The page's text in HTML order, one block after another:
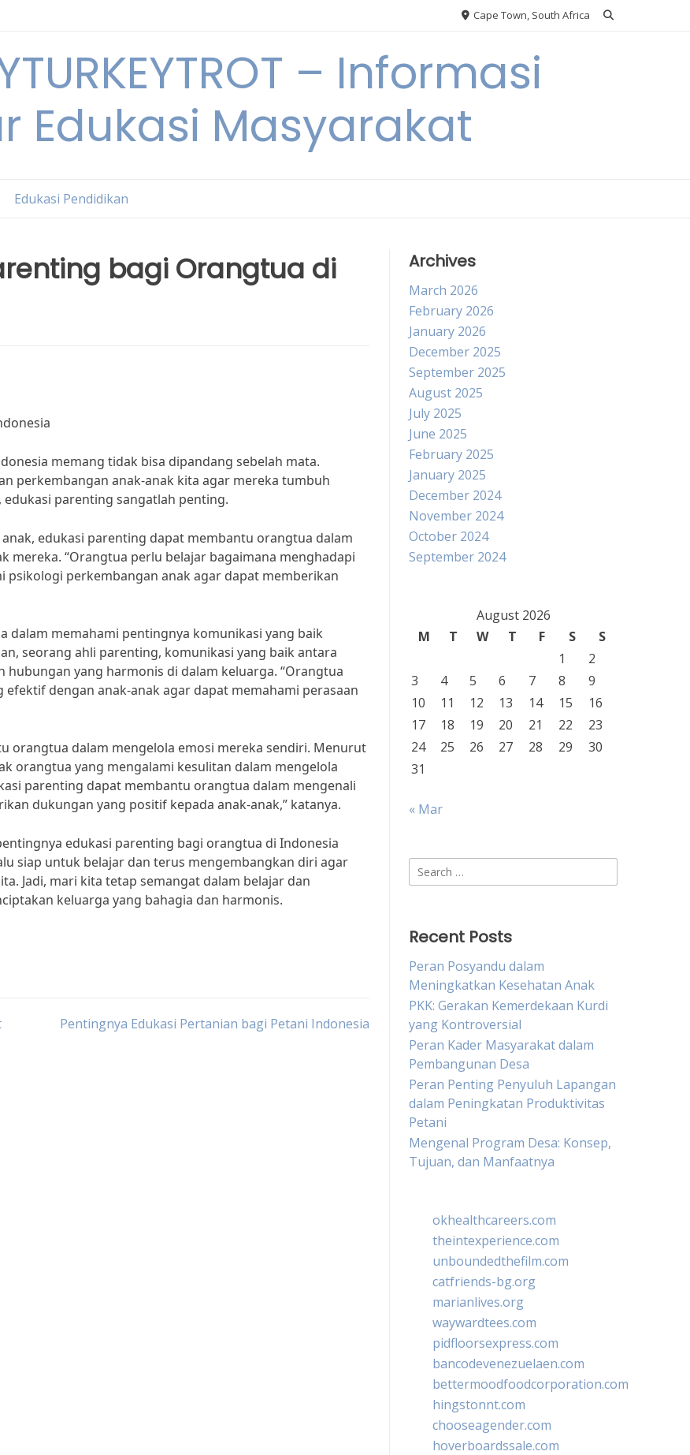
Cape Town, South Africa
– Informasi
Edukasi Masyarakat
Edukasi Pendidikan
bagi Orangtua di
memang tidak bisa dipandang sebelah mata.
perkembangan anak-anak kita agar mereka tumbuh
parenting sangatlah penting.
edukasi parenting dapat membantu orangtua dalam
mereka. “Orangtua perlu belajar bagaimana menghadapi
perkembangan anak agar dapat memberikan
memahami pentingnya komunikasi yang baik
seorang ahli parenting, komunikasi yang baik antara
yang harmonis di dalam keluarga. “Orangtua
dengan anak-anak agar dapat memahami perasaan
orangtua dalam mengelola emosi mereka sendiri. Menurut
orangtua yang mengalami kesulitan dalam mengelola
parenting dapat membantu orangtua dalam mengenali
dukungan yang positif kepada anak-anak,” katanya.
edukasi parenting bagi orangtua di Indonesia
siap untuk belajar dan terus mengembangkan diri agar
Jadi, mari kita tetap semangat dalam belajar dan
keluarga yang bahagia dan harmonis.
Pentingnya Edukasi Pertanian bagi Petani Indonesia
Archives
March 2026
February 2026
January 2026
December 2025
September 2025
August 2025
July 2025
June 2025
February 2025
January 2025
December 2024
November 2024
October 2024
September 2024
August 2026
M
T W T F S
S
1
2
3
4 5 6 7 8
9
10
11 12 13 14 15
16
17
18 19 20 21 22
23
24
25 26 27 28 29
30
31
« Mar
Search
for:
Recent Posts
Peran Posyandu dalam
Meningkatkan Kesehatan Anak
PKK: Gerakan Kemerdekaan Kurdi
yang Kontroversial
Peran Kader Masyarakat dalam
Pembangunan Desa
Peran Penting Penyuluh Lapangan
dalam Peningkatan Produktivitas
Petani
Mengenal Program Desa: Konsep,
Tujuan, dan Manfaatnya
okhealthcareers.com
theintexperience.com
unboundedthefilm.com
catfriends-bg.org
marianlives.org
waywardtees.com
pidfloorsexpress.com
bancodevenezuelaen.com
bettermoodfoodcorporation.com
hingstonnt.com
chooseagender.com
hoverboardssale.com